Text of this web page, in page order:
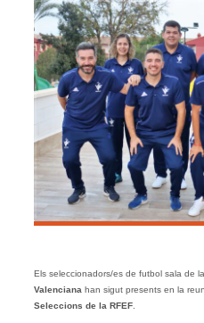
Els seleccionadors/es de futbol sala de la
Valenciana han sigut presents en la
Seleccions de la RFEF.